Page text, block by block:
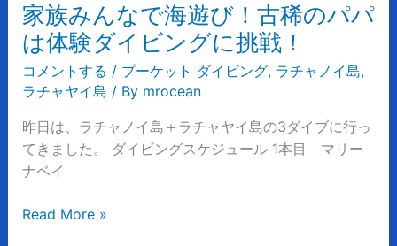
家族みんなで海遊び！古稀のパパ
は体験ダイビングに挑戦！
コメントする / プーケット ダイビング, ラチャノイ島,
ラチャヤイ島 / By mrocean
昨日は、ラチャノイ島＋ラチャヤイ島の3ダイブに行っ
てきました。 ダイビングスケジュール 1本目 マリー
ナベイ
パ
は
体
験
ダ
イ
ビ
ン
に
Read More »